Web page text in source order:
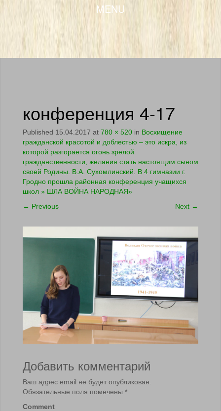
MENU
SKIP TO CONTENT
конференция 4-17
Published 15.04.2017 at 780 × 520 in Восхищение
гражданской красотой и доблестью – это искра, из
которой разгорается огонь зрелой
гражданственности, желания стать настоящим сыном
своей Родины. В.А. Сухомлинский. В 4 гимназии г.
Гродно прошла районная конференция учащихся
школ » ШЛА ВОЙНА НАРОДНАЯ»
← Previous Next →
Добавить комментарий
Ваш адрес email не будет опубликован.
Обязательные поля помечены *
Comment